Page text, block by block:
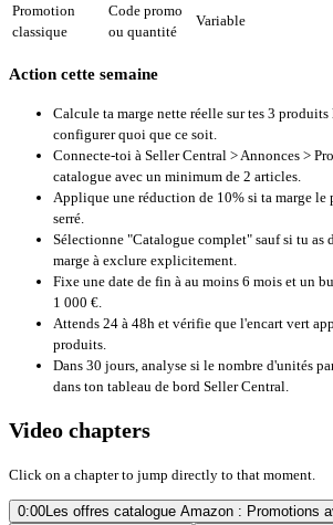
Promotion
classique
Code promo
ou quantité
Variable
Action cette semaine
Calcule ta marge nette réelle sur tes 3
configurer quoi que ce soit.
Connecte-toi à Seller Central > Annonces >
catalogue avec un minimum de 2 articles.
Applique une réduction de 10% si ta marge le
serré.
Sélectionne "Catalogue complet" sauf si tu as
marge à exclure explicitement.
Fixe une date de fin à au moins 6 mois et un
1 000 €.
Attends 24 à 48h et vérifie que l'encart vert
produits.
Dans 30 jours, analyse si le nombre d'unités
dans ton tableau de bord Seller Central.
Video chapters
Click on a chapter to jump directly to that moment.
0:00Les offres catalogue Amazon : Promotions